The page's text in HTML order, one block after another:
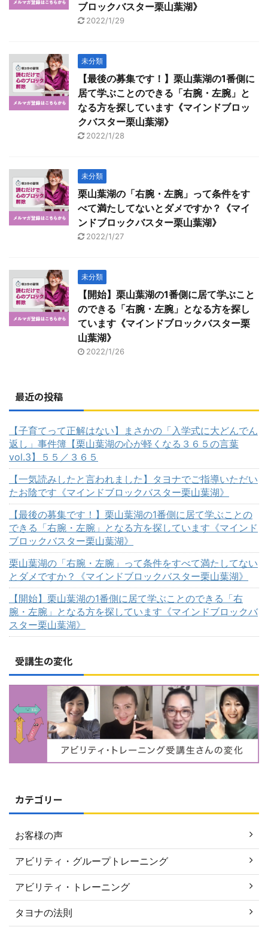
ブロックバスター栗山葉湖》
2022/1/29
未分類
【最後の募集です！】栗山葉湖の1番側に
居て学ぶことのできる「右腕・左腕」と
なる方を探しています《マインドブロッ
クバスター栗山葉湖》
2022/1/28
未分類
栗山葉湖の「右腕・左腕」って条件をす
べて満たしてないとダメですか？《マイ
ンドブロックバスター栗山葉湖》
2022/1/27
未分類
【開始】栗山葉湖の1番側に居て学ぶこと
のできる「右腕・左腕」となる方を探し
ています《マインドブロックバスター栗
山葉湖》
2022/1/26
最近の投稿
【子育てって正解はない】まさかの「入学式に大どんでん
返し」事件簿【栗山葉湖の心が軽くなる３６５の言葉
vol.3】５５／３６５
【一気読みしたと言われました】タヨナでご指導いただい
たお陰です《マインドブロックバスター栗山葉湖》
【最後の募集です！】栗山葉湖の1番側に居て学ぶことの
できる「右腕・左腕」となる方を探しています《マインド
ブロックバスター栗山葉湖》
栗山葉湖の「右腕・左腕」って条件をすべて満たしてない
とダメですか？《マインドブロックバスター栗山葉湖》
【開始】栗山葉湖の1番側に居て学ぶことのできる「右
腕・左腕」となる方を探しています《マインドブロックバ
スター栗山葉湖》
受講生の変化
カテゴリー
お客様の声
アビリティ・グループトレーニング
アビリティ・トレーニング
タヨナの法則